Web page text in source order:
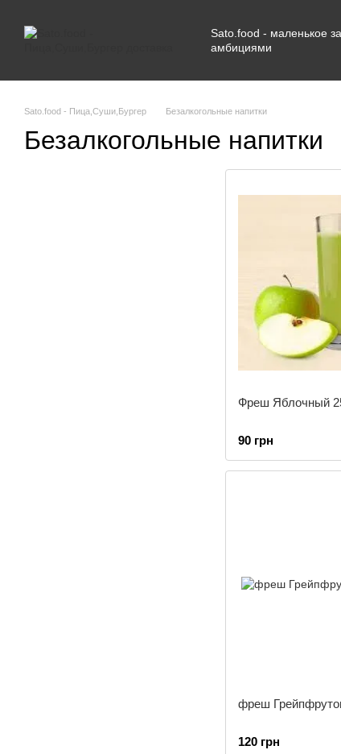
Sato.food - маленькое
амбициями
Sato.food - Пица,Суши,Бургер Безалкогольные напитки
Безалкогольные напитки
Фреш Яблочный
90 грн
фреш
120 грн